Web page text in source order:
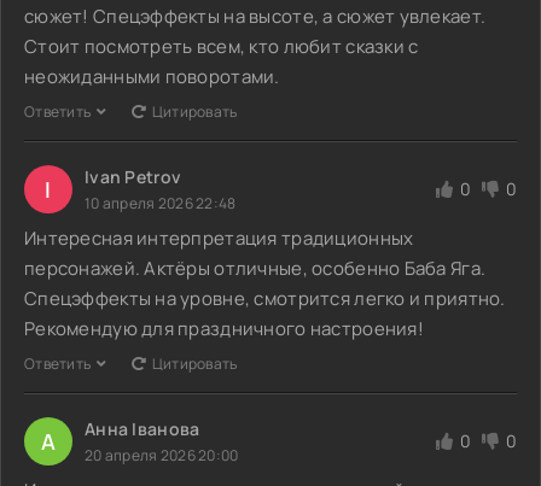
сюжет! Спецэффекты на высоте, а сюжет увлекает.
Стоит посмотреть всем, кто любит сказки с
неожиданными поворотами.
Ответить Цитировать
I Ivan Petrov
10 апреля 2026 22:48
0 0
Интересная интерпретация традиционных
персонажей. Актёры отличные, особенно Баба Яга.
Спецэффекты на уровне, смотрится легко и приятно.
Рекомендую для праздничного настроения!
Ответить Цитировать
А Анна Іванова
20 апреля 2026 20:00
0 0